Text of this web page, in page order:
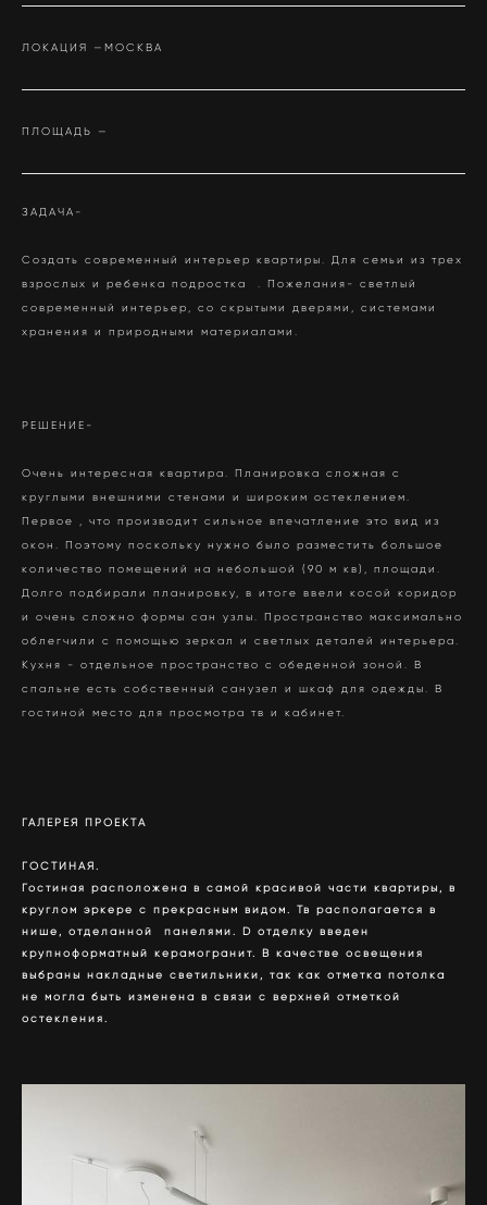
ЛОКАЦИЯ —МОСКВА
ПЛОЩАДЬ —
ЗАДАЧА-
Создать современный интерьер квартиры. Для семьи из трех
взрослых и ребенка подростка . Пожелания- светлый
современный интерьер, со скрытыми дверями, системами
хранения и природными материалами.
РЕШЕНИЕ-
Очень интересная квартира. Планировка сложная с
круглыми внешними стенами и широким остеклением.
Первое , что производит сильное впечатление это вид из
окон. Поэтому поскольку нужно было разместить большое
количество помещений на небольшой (90 м кв), площади.
Долго подбирали планировку, в итоге ввели косой коридор
и очень сложно формы сан узлы. Пространство максимально
облегчили с помощью зеркал и светлых деталей интерьера.
Кухня - отдельное пространство с обеденной зоной. В
спальне есть собственный санузел и шкаф для одежды. В
гостиной место для просмотра тв и кабинет.
ГАЛЕРЕЯ ПРОЕКТА
ГОСТИНАЯ.
Гостиная расположена в самой красивой части квартиры, в
круглом эркере с прекрасным видом. Тв располагается в
нише, отделанной панелями. D отделку введен
крупноформатный керамогранит. В качестве освещения
выбраны накладные светильники, так как отметка потолка
не могла быть изменена в связи с верхней отметкой
остекления.